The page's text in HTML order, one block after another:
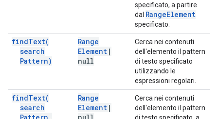
specificato, a partire
dal RangeElement
specificato.
findText(
search
Pattern)
Range
Element |
null
Cerca nei contenuti
dell'elemento il pattern
di testo specificato
utilizzando le
espressioni regolari.
findText(
search
Range
Element |
Cerca nei contenuti
dell'elemento il pattern